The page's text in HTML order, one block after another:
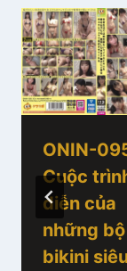
ONIN-
Cuộc
diễn của
những bộ
bikini